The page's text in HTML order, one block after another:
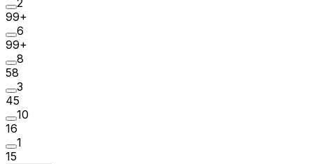
99+
6
99+
8
58
3
45
10
16
1
15